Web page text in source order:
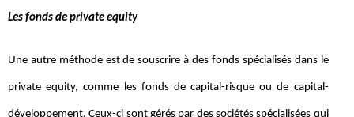
Les fonds de private equity
Une autre méthode est de souscrire à des fonds spécialisés dans le
private equity, comme les fonds de capital-risque ou de capital-
développement. Ceux-ci sont gérés par des sociétés spécialisées qui